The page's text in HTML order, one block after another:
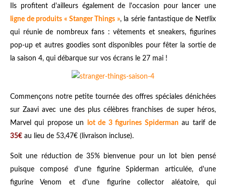
Ils profitent d'ailleurs également de l'occasion pour lancer une
ligne de produits « Stanger Things », la série fantastique de Netflix
qui réunie de nombreux fans : vêtements et sneakers, figurines
pop-up et autres goodies sont disponibles pour fêter la sortie de
la saison 4, qui débarque sur vos écrans le 27 mai !
Commençons notre petite tournée des offres spéciales dénichées
sur Zaavi avec une des plus célèbres franchises de super héros,
Marvel qui propose un
lot de 3 figurines Spidermanau tarif de
35€ au lieu de 53,47€ (livraison incluse).
Soit une réduction de 35% bienvenue pour un lot bien pensé
puisque composé d'une figurine Spiderman articulée, d'une
figurine Venom et d'une figurine collector aléatoire, qui